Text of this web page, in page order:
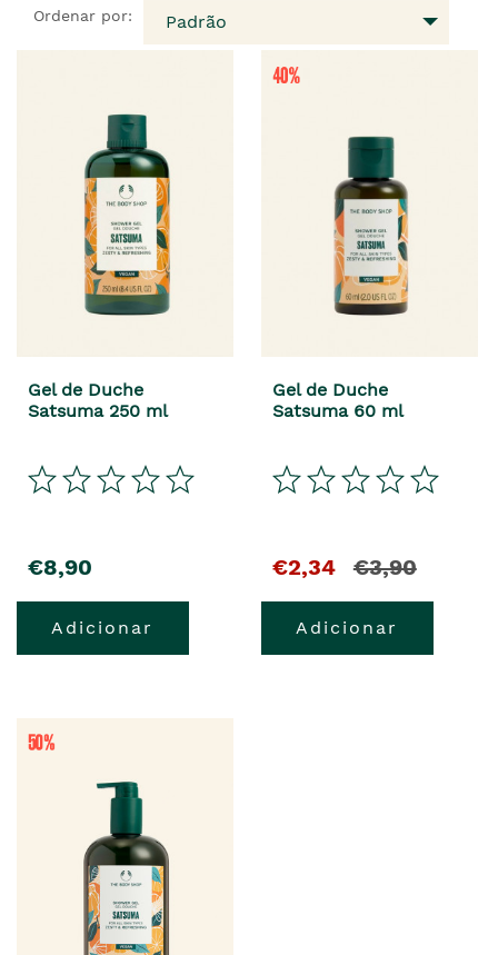
Ordenar por: Padrão
Gel de Duche
Satsuma 250 ml
€8,90
Adicionar
Gel de Duche
Satsuma 60 ml
€2,34 €3,90
Adicionar